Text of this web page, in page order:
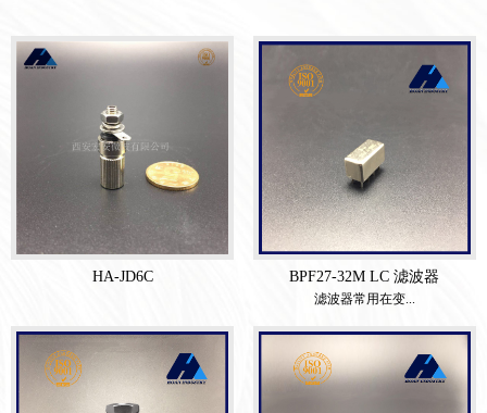
HA-JD6C BPF27-32M LC 滤波器
滤波器常用在变...